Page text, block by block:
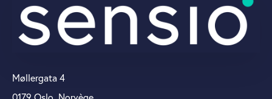
Møllergata 4